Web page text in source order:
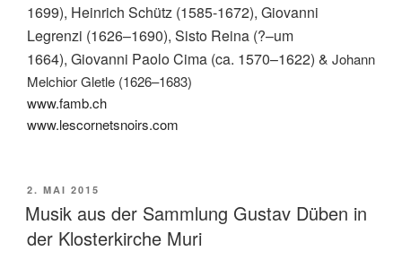
1699), Heinrich Schütz (1585-1672), Giovanni
Legrenzi (1626–1690), Sisto Reina (?–um
1664), Giovanni Paolo Cima (ca. 1570–1622) & Johann
Melchior Gletle (1626–1683)
www.famb.ch
www.lescornetsnoirs.com
VERÖFFENTLICHT
AM
2. MAI 2015
Musik aus der Sammlung Gustav Düben in
der Klosterkirche Muri